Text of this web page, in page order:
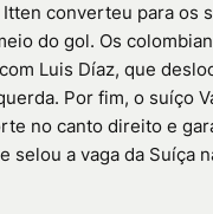
converteu para os
do gol. Os
Luis Díaz, que
Por fim, o suíço
no canto direito e
selou a vaga da Suíça